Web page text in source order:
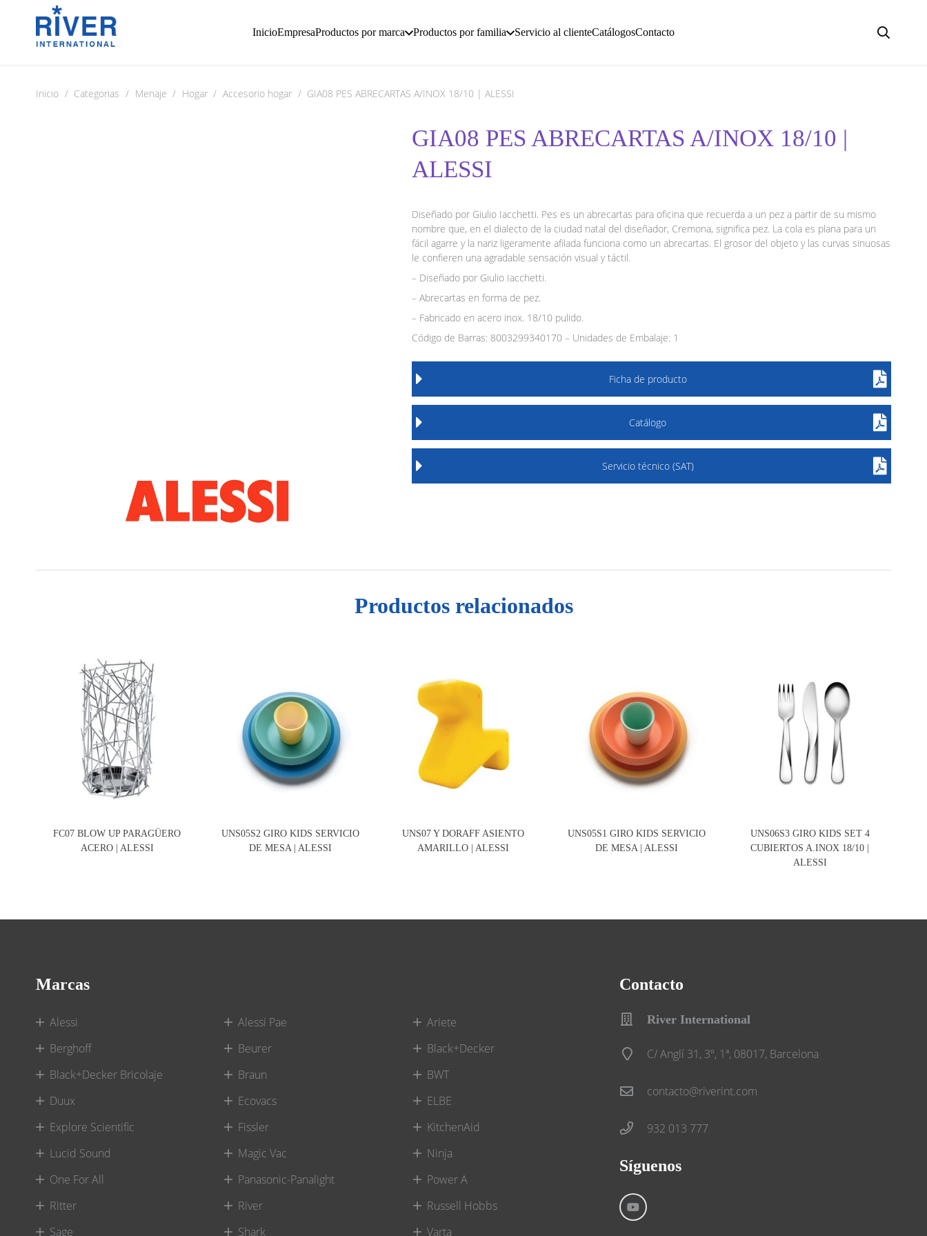
InicioEmpresaProductos por marca Productos por familia Servicio al clienteCatálogosContacto
Inicio / Categorias / Menaje / Hogar / Accesorio hogar / GIA08 PES ABRECARTAS A/INOX 18/10 | ALESSI
GIA08 PES ABRECARTAS A/INOX 18/10 |
ALESSI
Diseñado por Giulio Iacchetti. Pes es un abrecartas para oficina que recuerda a un pez a partir de su mismo
nombre que, en el dialecto de la ciudad natal del diseñador, Cremona, significa pez. La cola es plana para un
fácil agarre y la nariz ligeramente afilada funciona como un abrecartas. El grosor del objeto y las curvas sinuosas
le confieren una agradable sensación visual y táctil.
– Diseñado por Giulio Iacchetti.
– Abrecartas en forma de pez.
– Fabricado en acero inox. 18/10 pulido.
Código de Barras: 8003299340170 – Unidades de Embalaje: 1
Ficha de producto
Catálogo
Servicio técnico (SAT)
Productos relacionados
FC07 BLOW UP PARAGÜERO
ACERO | ALESSI
UNS05S2 GIRO KIDS SERVICIO
DE MESA | ALESSI
UNS07 Y DORAFF ASIENTO
AMARILLO | ALESSI
UNS05S1 GIRO KIDS SERVICIO
DE MESA | ALESSI
UNS06S3 GIRO KIDS SET 4
CUBIERTOS A.INOX 18/10 |
ALESSI
Marcas
Alessi Alessi Pae
Ariete
Berghoff
Beurer
Black+Decker
Black+Decker Bricolaje
Braun
BWT
Duux
Ecovacs
ELBE
Explore Scientific
Fissler
KitchenAid
Lucid Sound
Magic Vac
Ninja
One For All
Panasonic-Panalight
Power A
Ritter
River
Russell Hobbs
Sage
Shark Varta
Contacto
River International
C/ Anglí 31, 3º, 1ª, 08017, Barcelona
contacto@riverint.com
932 013 777
Síguenos